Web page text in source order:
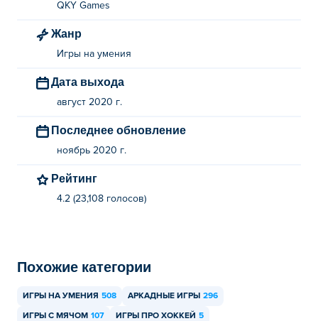
QKY Games
Жанр
Игры на умения
Дата выхода
август 2020 г.
Последнее обновление
ноябрь 2020 г.
Рейтинг
4.2 (23,108 голосов)
Похожие категории
ИГРЫ НА УМЕНИЯ 508 АРКАДНЫЕ ИГРЫ 296
ИГРЫ С МЯЧОМ 107 ИГРЫ ПРО ХОККЕЙ 5